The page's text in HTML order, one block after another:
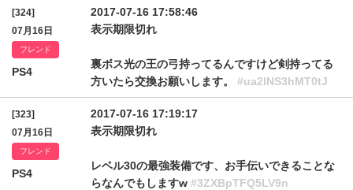
[324]
07月16日
フレンド
PS4
2017-07-16 17:58:46
表示期限切れ
裏ボス光の王の弓持ってるんですけど剣持ってる
方いたら交換お願いします。 #ua2lNS3hMT0tJ
[323]
07月16日
フレンド
PS4
2017-07-16 17:19:17
表示期限切れ
レベル30の最強装備です、お手伝いできることな
らなんでもしますw #3ZXBpTFQ5LV9n